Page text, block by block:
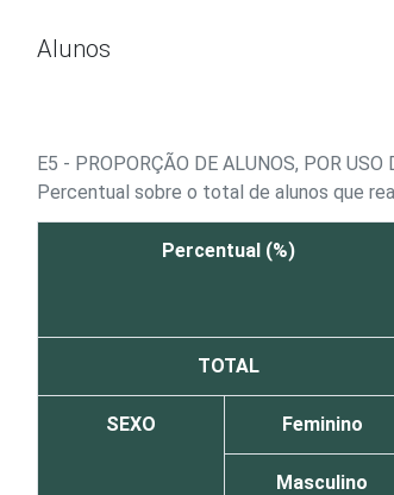
Alunos
E5 - PROPORÇÃO DE ALUNOS, POR
Percentual sobre o total de alunos que
Percentual (%)
TOTAL
SEXO Feminino
Masculino